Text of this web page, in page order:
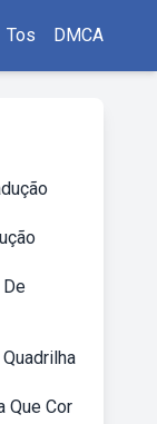
Tos DMCA
Que Cor